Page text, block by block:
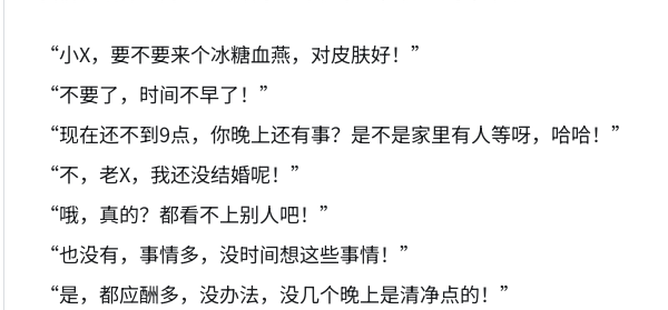
“小X，要不要来个冰糖血燕，对皮肤好！”
“不要了，时间不早了！”
“现在还不到9点，你晚上还有事？是不是家里有人等呀，哈哈！”
“不，老X，我还没结婚呢！”
“哦，真的？都看不上别人吧！”
“也没有，事情多，没时间想这些事情！”
“是，都应酬多，没办法，没几个晚上是清净点的！”